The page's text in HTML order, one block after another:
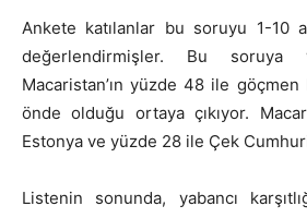
Ankete katılanlar bu soruyu 1-10
değerlendirmişler. Bu soruya
Macaristan’ın yüzde 48 ile göçmen
önde olduğu ortaya çıkıyor.
Estonya ve yüzde 28 ile Çek
Listenin sonunda, yabancı